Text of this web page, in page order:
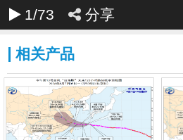
072
1/73 分享
相关产品